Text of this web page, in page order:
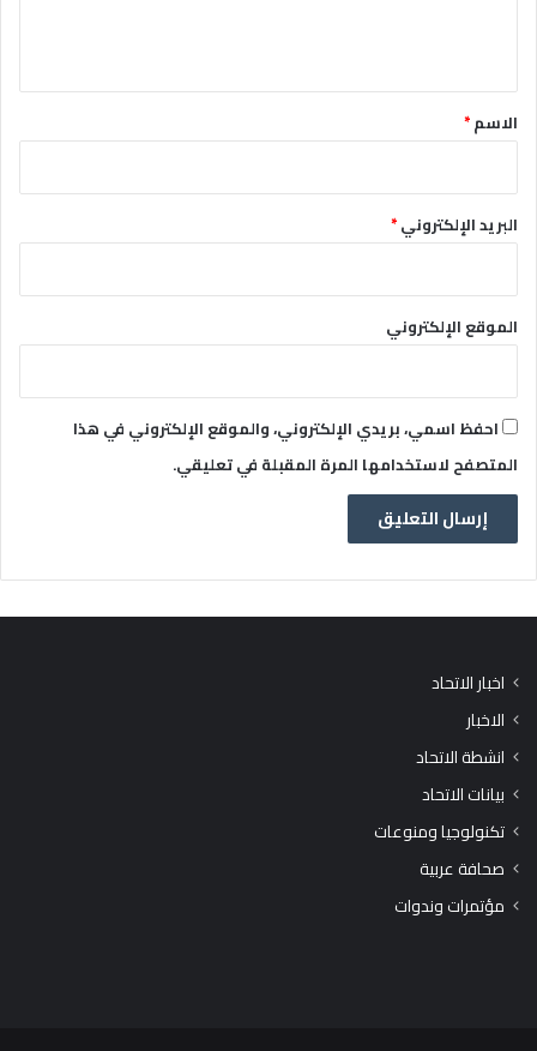
*الاسم*
البريد الإلكتروني*
الموقع الإلكتروني
احفظ اسمي، بريدي الإلكتروني، والموقع الإلكتروني في هذا
المتصفح لاستخدامها المرة المقبلة في تعليقي.
اخبار الاتحاد
الاخبار
انشطة الاتحاد
بيانات الاتحاد
تكنولوجيا ومنوعات
صحافة عربية
مؤتمرات وندوات